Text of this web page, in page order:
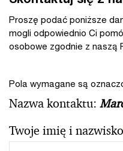
Proszę podać poniższe
mogli odpowiednio Ci
osobowe zgodnie z naszą
Pola wymagane są
Nazwa kontaktu:
Twoje imię i nazwisko